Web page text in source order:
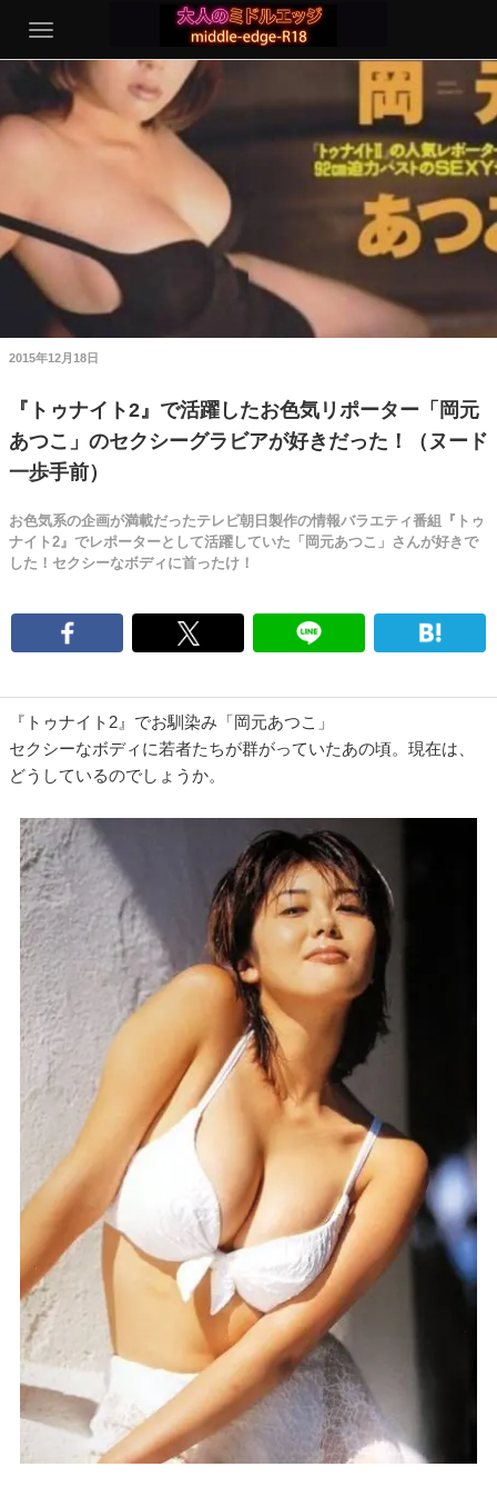
2015年12月18日
『トゥナイト2』で活躍したお色気リポーター「岡元
あつこ」のセクシーグラビアが好きだった！（ヌード
一歩手前）
お色気系の企画が満載だったテレビ朝日製作の情報バラエティ番組『トゥ
ナイト2』でレポーターとして活躍していた「岡元あつこ」さんが好きで
した！セクシーなボディに首ったけ！
『トゥナイト2』でお馴染み「岡元あつこ」
セクシーなボディに若者たちが群がっていたあの頃。現在は、
どうしているのでしょうか。